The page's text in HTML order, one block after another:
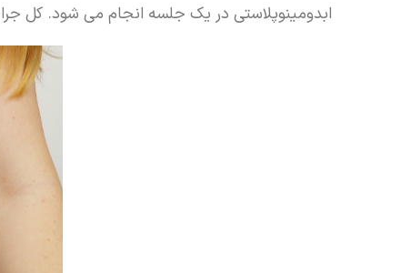
ابدومینوپلاستی در یک جلسه انجام می شود. کل